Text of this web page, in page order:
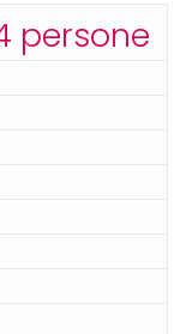
persone